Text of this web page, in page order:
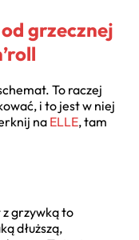
grzecznej
To raczej
i to jest w niej
na ELLE, tam
grzywką to
dłuższą,